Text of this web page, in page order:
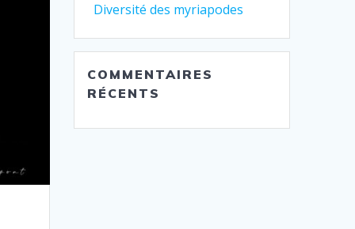
Diversité des myriapodes
COMMENTAIRES
RÉCENTS